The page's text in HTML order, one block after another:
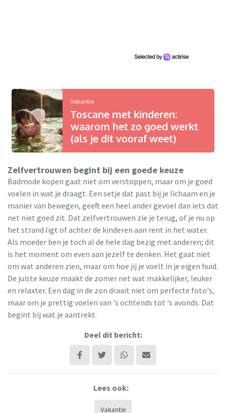
Vakantie
Toscane met kinderen:
waarom het zo goed werkt
(als je dit vooraf weet)
Zelfvertrouwen begint bij een goede keuze
Badmode kopen gaat niet om verstoppen, maar om je goed
voelen in wat je draagt. Een setje dat past bij je lichaam en je
manier van bewegen, geeft een heel ander gevoel dan iets dat
net niet goed zit. Dat zelfvertrouwen zie je terug, of je nu op
het strand ligt of achter de kinderen aan rent in het water.
Als moeder ben je toch al de hele dag bezig met anderen; dit
is het moment om even aan jezelf te denken. Het gaat niet
om wat anderen zien, maar om hoe jij je voelt in je eigen huid.
De juiste keuze maakt de zomer net wat makkelijker, leuker
en relaxter. Een dag in de zon draait niet om perfecte foto's,
maar om je prettig voelen van 's ochtends tot 's avonds. Dat
begint bij wat je aantrekt.
Deel dit bericht:
Lees ook:
Vakantie